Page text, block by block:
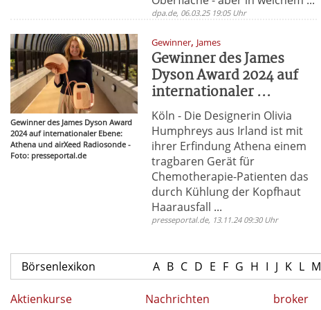
dpa.de, 06.03.25 19:05 Uhr
Gewinner des James Dyson Award
2024 auf internationaler Ebene:
Athena und airXeed Radiosonde -
Foto: presseportal.de
Gewinner, James
Gewinner des James
Dyson Award 2024 auf
internationaler ...
Köln - Die Designerin Olivia
Humphreys aus Irland ist mit
ihrer Erfindung Athena einem
tragbaren Gerät für
Chemotherapie-Patienten das
durch Kühlung der Kopfhaut
Haarausfall ...
presseportal.de, 13.11.24 09:30 Uhr
Börsenlexikon A B C D E F G H I J K L M
Aktienkurse Nachrichten broker